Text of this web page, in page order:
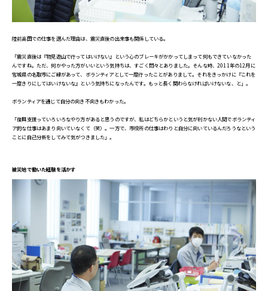
陸前高田での仕事を選んだ理由は、震災直後の出来事も関係している。
「震災直後は『物見遊山で行ってはいけない』という心のブレーキがかかってしまって何もできていなかった
んですね。ただ、何かやった方がいいという気持ちは、すごく悶々とありました。そんな時、2011年の12月に
宮城県の名取市にご縁があって、ボランティアとして一度行ったことがありまして。それをきっかけに『これを
一度きりにしてはいけないな』という気持ちになったんです。もっと長く関わらなければいけないな、と」。
ボランティアを通じて自分の向き不向きもわかった。
「復興支援っていろいろなやり方があると思うのですが、私はどちらかというと気が利かない人間でボランティ
ア的な仕事はあまり向いていなくて（笑）。一方で、市役所の仕事はわりと自分に向いているんだろうなという
ことに自己分析をしてみて気がつきました」。
被災地で働いた経験を活かす